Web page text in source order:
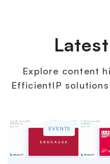
Explore content
EfficientIP
EVENTS